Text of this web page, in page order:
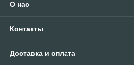
О нас
Контакты
Доставка и оплата